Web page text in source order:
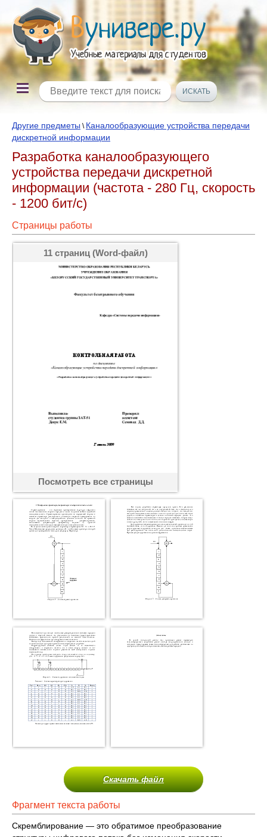
Другие предметы \ Каналообразующие устройства передачи
дискретной информации
Разработка каналообразующего
устройства передачи дискретной
информации (частота - 280 Гц, скорость
- 1200 бит/с)
Страницы работы
11 страниц (Word-файл)
Посмотреть все страницы
Скачать файл
Фрагмент текста работы
Скремблирование — это обратимое преобразование